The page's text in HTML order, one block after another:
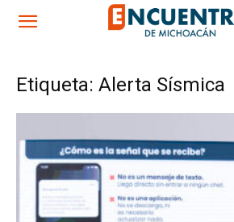
Etiqueta: Alerta Sísmica